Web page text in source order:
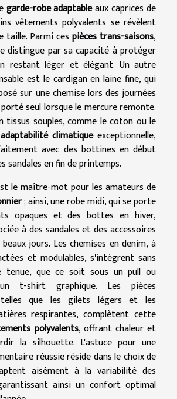
garde-robe adaptableaux caprices de
vêtements polyvalents se révèlent
taille. Parmi ces pièces trans-saisons,
distingue par sa capacité à protéger
restant léger et élégant. Un autre
est le cardigan en laine fine, qui
sur une chemise lors des journées
seul lorsque le mercure remonte.
tissus souples, comme le coton ou le
adaptabilité climatiqueexceptionnelle,
avec des bottines en début
sandales en fin de printemps.
le maître-mot pour les amateurs de
; ainsi, une robe midi, qui se porte
opaques et des bottes en hiver,
à des sandales et des accessoires
jours. Les chemises en denim, à
et modulables, s'intègrent sans
tenue, que ce soit sous un pull ou
t-shirt graphique. Les pièces
telles que les gilets légers et les
respirantes, complètent cette
polyvalents, offrant chaleur et
la silhouette. L'astuce pour une
réussie réside dans le choix de
aisément à la variabilité des
ainsi un confort optimal